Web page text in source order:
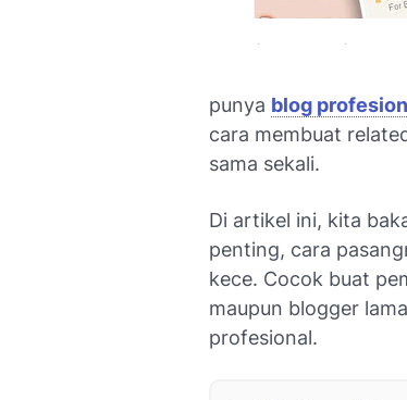
punya blog
cara membuat
sama sekali.
Di artikel ini, kita
penting, cara
kece. Cocok buat
maupun blogger
profesional.